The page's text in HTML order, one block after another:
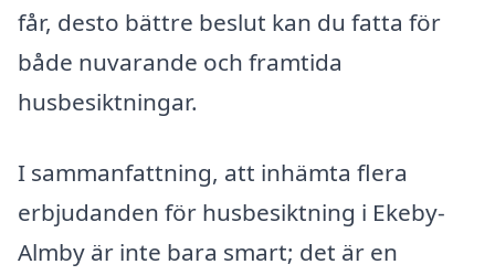
får, desto bättre beslut kan du fatta för
både nuvarande och framtida
husbesiktningar.
I sammanfattning, att inhämta flera
erbjudanden för husbesiktning i Ekeby-
Almby är inte bara smart; det är en